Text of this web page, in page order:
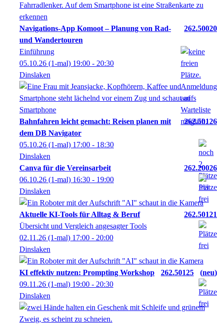
Navigations-App Komoot – Planung von Rad-
und Wandertouren
262.50020
Einführung
05.10.26 (1-mal) 19:00 - 20:30
Dinslaken
Bahnfahren leicht gemacht: Reisen planen mit
dem DB Navigator
262.50126
05.10.26 (1-mal) 17:00 - 18:30
Dinslaken
Canva für die Vereinsarbeit
262.20026
06.10.26 (1-mal) 16:30 - 19:00
Dinslaken
Aktuelle KI-Tools für Alltag & Beruf
262.50121
Übersicht und Vergleich angesagter Tools
02.11.26 (1-mal) 17:00 - 20:00
Dinslaken
KI effektiv nutzen: Prompting Workshop 262.50125
neu
09.11.26 (1-mal) 19:00 - 20:30
Dinslaken